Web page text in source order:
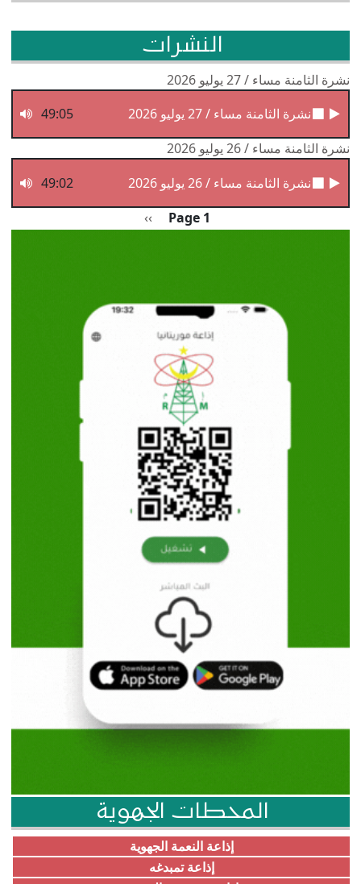
النشرات
نشرة الثامنة مساء / 27 يوليو 2026
نشرة الثامنة مساء / 27 يوليو 2026
49:05
نشرة الثامنة مساء / 26 يوليو 2026
نشرة الثامنة مساء / 26 يوليو 2026
49:02
Page 1 الصفحة التالية
››
المحطات الجهوية
إذاعة النعمة الجهوية
إذاعة تمبدغه